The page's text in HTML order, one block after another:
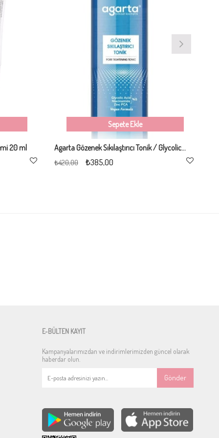
20 ml Agarta Gözenek Sıkılaştırıcı Tonik / Glycolic Acid-Niacinamide-Zinc PCA 200 ml
₺385,00
₺420,00
Sepete Ekle
E-BÜLTEN KAYIT
Kampanyalarımızdan ve indirimlerimizden güncel olarak
haberdar olun.
Gönder